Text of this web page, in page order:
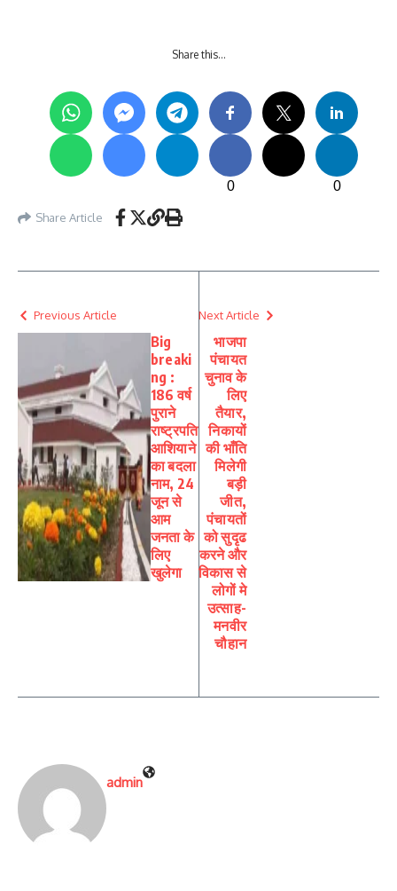
Share this…
0 0
Share Article
Previous Article
Big
breaki
ng :
186 वर्ष
पुराने
राष्ट्रपति
आशियाने
का बदला
नाम, 24
जून से
आम
जनता के
लिए
खुलेगा
Next Article
भाजपा
पंचायत
चुनाव के
लिए
तैयार,
निकायों
की भाँति
मिलेगी
बड़ी
जीत,
पंचायतों
को सुदृढ
करने और
विकास से
लोगों मे
उत्साह-
मनवीर
चौहान
admin